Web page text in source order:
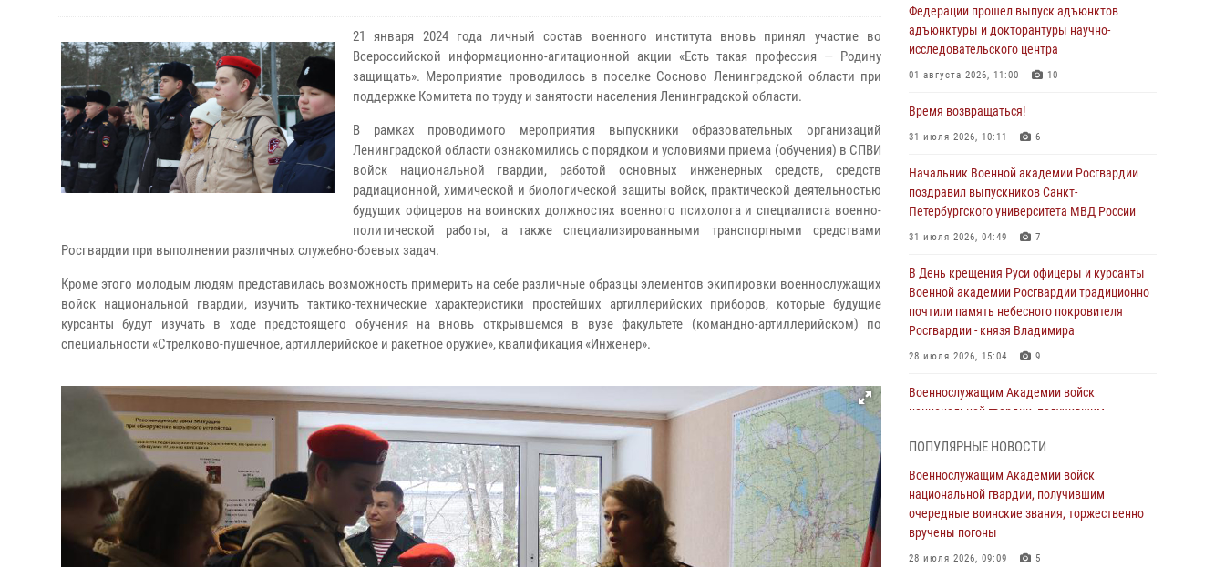
21 января 2024 года личный состав военного института вновь принял участие во
Всероссийской информационно-агитационной акции «Есть такая профессия — Родину
защищать». Мероприятие проводилось в поселке Сосново Ленинградской области при
поддержке Комитета по труду и занятости населения Ленинградской области.
В рамках проводимого мероприятия выпускники образовательных организаций
Ленинградской области ознакомились с порядком и условиями приема (обучения) в СПВИ
войск национальной гвардии, работой основных инженерных средств, средств
радиационной, химической и биологической защиты войск, практической деятельностью
будущих офицеров на воинских должностях военного психолога и специалиста военно-
политической работы, а также специализированными транспортными средствами
Росгвардии при выполнении различных служебно-боевых задач.
Кроме этого молодым людям представилась возможность примерить на себе различные образцы элементов экипировки военнослужащих
войск национальной гвардии, изучить тактико-технические характеристики простейших артиллерийских приборов, которые будущие
курсанты будут изучать в ходе предстоящего обучения на вновь открывшемся в вузе факультете (командно-артиллерийском) по
специальности «Стрелково-пушечное, артиллерийское и ракетное оружие», квалификация «Инженер».
Федерации прошел выпуск адъюнктов
адъюнктуры и докторантуры научно-
исследовательского центра
01 августа 2026, 11:00 10
Время возвращаться!
31 июля 2026, 10:11 6
Начальник Военной академии Росгвардии
поздравил выпускников Санкт-
Петербургского университета МВД России
31 июля 2026, 04:49 7
В День крещения Руси офицеры и курсанты
Военной академии Росгвардии традиционно
почтили память небесного покровителя
Росгвардии - князя Владимира
28 июля 2026, 15:04 9
Военнослужащим Академии войск
национальной гвардии, получившим
вручены погоны
28 июля 2026, 09:09 5
В Военной академии Росгвардии оглашены
итоги абитуриентских сборов 2026 года
27 июля 2026, 14:49 7
ПОПУЛЯРНЫЕ НОВОСТИ
Военнослужащим Академии войск
национальной гвардии, получившим
очередные воинские звания, торжественно
вручены погоны
28 июля 2026, 09:09 5